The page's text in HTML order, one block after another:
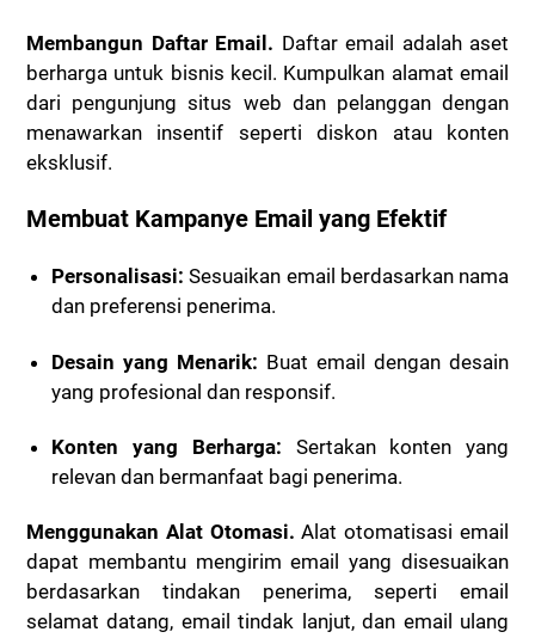
Membangun Daftar Email. Daftar email adalah aset
berharga untuk bisnis kecil. Kumpulkan alamat email
dari pengunjung situs web dan pelanggan dengan
menawarkan insentif seperti diskon atau konten
eksklusif.
Membuat Kampanye Email yang Efektif
Personalisasi: Sesuaikan email berdasarkan nama
dan preferensi penerima.
Desain yang Menarik: Buat email dengan desain
yang profesional dan responsif.
Konten yang Berharga: Sertakan konten yang
relevan dan bermanfaat bagi penerima.
Menggunakan Alat Otomasi. Alat otomatisasi email
dapat membantu mengirim email yang disesuaikan
berdasarkan tindakan penerima, seperti email
selamat datang, email tindak lanjut, dan email ulang